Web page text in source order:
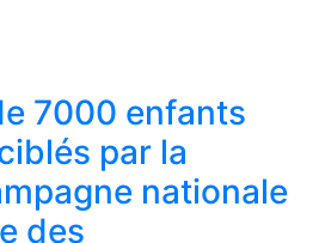
7000 enfants
par la
nationale
des